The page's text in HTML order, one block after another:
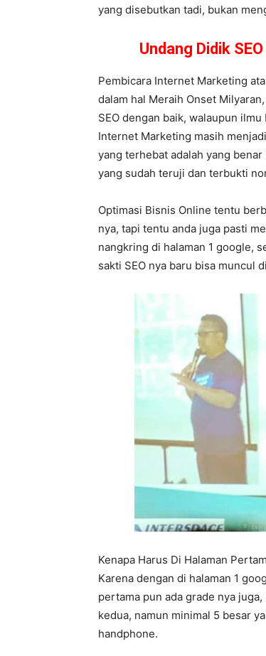
yang disebutkan tadi, bukan
Undang Didik
Pembicara Internet Marketing
dalam hal Meraih Onset
SEO dengan baik, walaupun
Internet Marketing masih
yang terhebat adalah yang
yang sudah teruji dan terbukti
Optimasi Bisnis Online tentu
nya, tapi tentu anda juga pasti
nangkring di halaman 1 google,
sakti SEO nya baru bisa muncul
Kenapa Harus Di Halaman
Karena dengan di halaman 1
pertama pun ada grade nya
kedua, namun minimal 5 besar
handphone.